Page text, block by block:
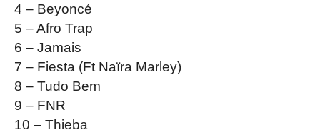
4 – Beyoncé
5 – Afro Trap
6 – Jamais
7 – Fiesta (Ft Naïra Marley)
8 – Tudo Bem
9 – FNR
10 – Thieba